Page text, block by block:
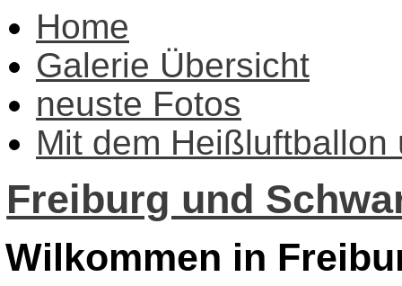
Home
Galerie Übersicht
neuste Fotos
Mit dem Heißluftballon
Freiburg und
Wilkommen in